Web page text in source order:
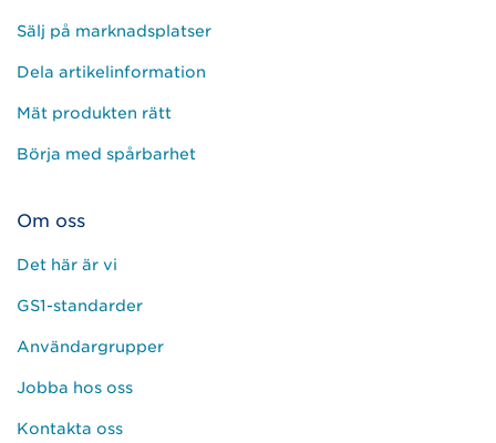
Sälj på marknadsplatser
Dela artikelinformation
Mät produkten rätt
Börja med spårbarhet
Om oss
Det här är vi
GS1-standarder
Användargrupper
Jobba hos oss
Kontakta oss